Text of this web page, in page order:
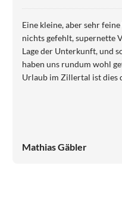
Eine kleine, aber sehr feine
nichts gefehlt, supernette
Lage der Unterkunft, und
haben uns rundum wohl gefühlt. Für unseren
Urlaub im Zillertal ist dies
Mathias Gäbler